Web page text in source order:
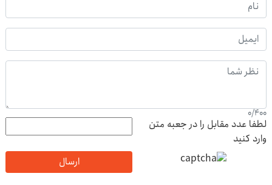
0/400
لطفا عدد مقابل را در جعبه متن
وارد کنید
ارسال